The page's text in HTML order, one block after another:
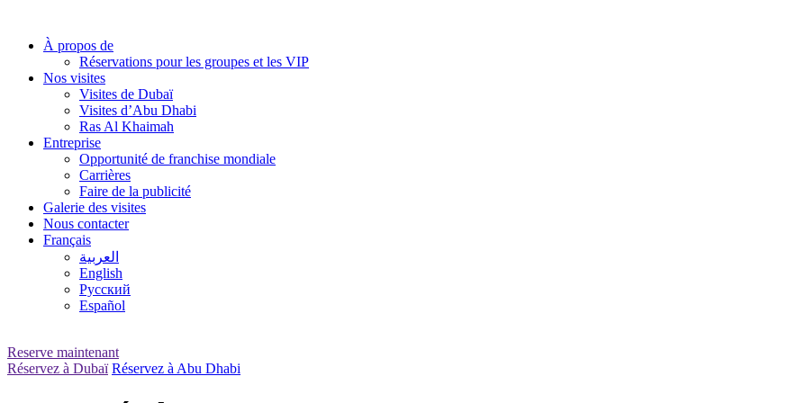
contentÀ propos de
Réservations pour les groupes et les VIP
Nos visites
Visites de Dubaï
Visites d’Abu Dhabi
Ras Al Khaimah
Entreprise
Opportunité de franchise mondiale
Carrières
Faire de la publicité
Galerie des visites
Nous contacter
Français
العربية
English
Русский
Español
Reserve maintenant
Réservez à Dubaï Réservez à Abu Dhabi